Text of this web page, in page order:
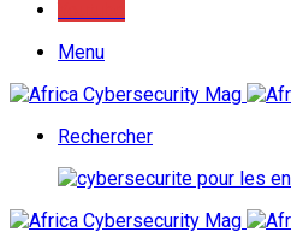
Menu
Rechercher